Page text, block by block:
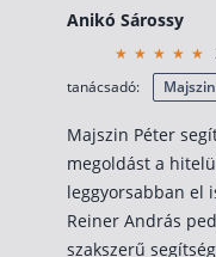
Hitel
Anikó Sárossy
tanácsadó:
Majszin Péter
megoldást a
leggyorsabban el
Reiner András
szakszerű